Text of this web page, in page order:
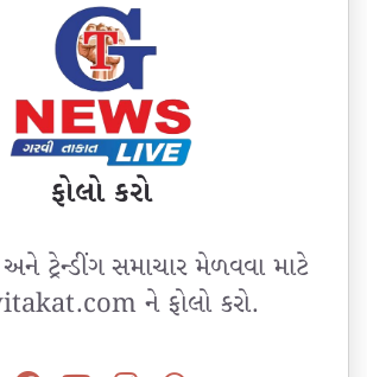
ફોલો કરો
ટ્રેન્ડીંગ સમાચાર મેળવવા માટે
ને ફોલો કરો.